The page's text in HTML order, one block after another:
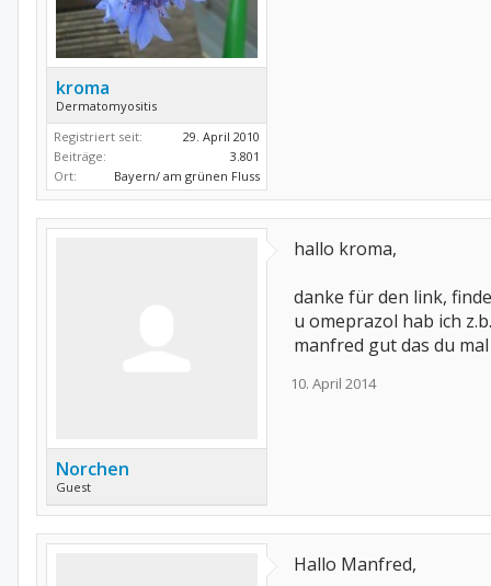
kroma
Dermatomyositis
Registriert seit:
29. April 2010
Beiträge:
3.801
Ort:
Bayern/ am grünen Fluss
Norchen
Guest
hallo kroma,
danke für den link,
u omeprazol hab ich
manfred gut das du
10. April 2014
Hallo Manfred,